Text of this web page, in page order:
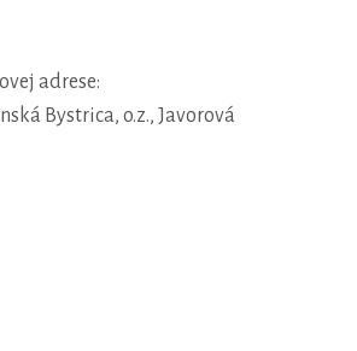
adrese:
Bystrica, o.z., Javorová